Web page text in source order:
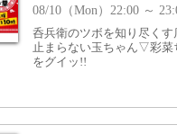
08/10（Mon）22:00 ～
呑兵衛のツボを知り尽く
止まらない玉ちゃん▽彩菜
をグイッ!!